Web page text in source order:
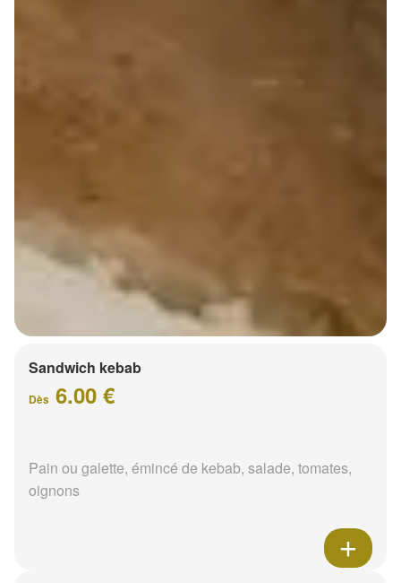
Sandwich kebab
Dès 6.00 €
Pain ou galette, émincé de kebab, salade, tomates,
oignons